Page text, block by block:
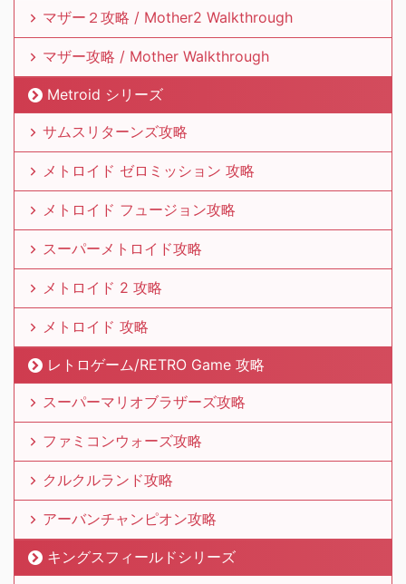
マザー２攻略 / Mother2 Walkthrough
マザー攻略 / Mother Walkthrough
Metroid シリーズ
サムスリターンズ攻略
メトロイド ゼロミッション 攻略
メトロイド フュージョン攻略
スーパーメトロイド攻略
メトロイド 2 攻略
メトロイド 攻略
レトロゲーム/RETRO Game 攻略
スーパーマリオブラザーズ攻略
ファミコンウォーズ攻略
クルクルランド攻略
アーバンチャンピオン攻略
キングスフィールドシリーズ